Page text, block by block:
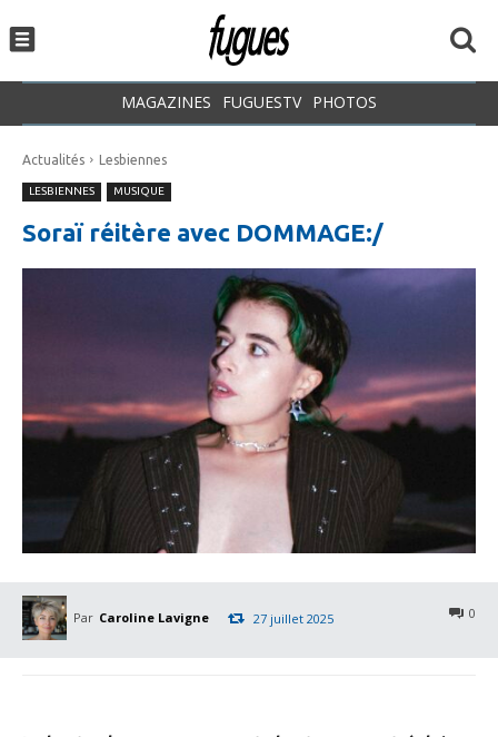
MAGAZINES FUGUESTV PHOTOS
Actualités Lesbiennes
LESBIENNES MUSIQUE
Soraï réitère avec DOMMAGE:/
Par Caroline Lavigne 0
27 juillet 2025